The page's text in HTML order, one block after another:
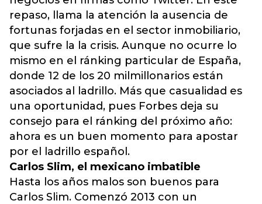
repaso, llama la atención la ausencia de
fortunas forjadas en el sector inmobiliario,
que sufre la la crisis. Aunque no ocurre lo
mismo en el ránking particular de España,
donde 12 de los 20 milmillonarios están
asociados al ladrillo. Más que casualidad es
una oportunidad, pues Forbes deja su
consejo para el ránking del próximo año:
ahora es un buen momento para apostar
por el ladrillo español.
Carlos Slim, el mexicano imbatible
Hasta los años malos son buenos para
Carlos Slim. Comenzó 2013 con un